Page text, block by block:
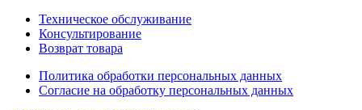
Техническое обслуживание
Консультирование
Возврат товара
Политика обработки персональных данных
Согласие на обработку персональных данных